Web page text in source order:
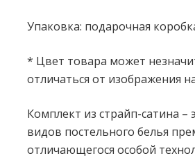
Упаковка: подарочная
* Цвет товара может
отличаться от изображения
Комплект из страйп-сатина –
видов постельного белья
отличающегося особой